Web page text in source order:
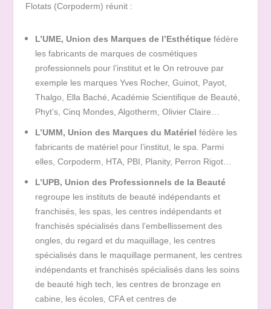
Flotats (Corpoderm) réunit :
L’UME, Union des Marques de l’Esthétique fédère
les fabricants de marques de cosmétiques
professionnels pour l’institut et le On retrouve par
exemple les marques Yves Rocher, Guinot, Payot,
Thalgo, Ella Baché, Académie Scientifique de Beauté,
Phyt’s, Cinq Mondes, Algotherm, Olivier Claire…
L’UMM, Union des Marques du Matérielfédère les
fabricants de matériel pour l’institut, le spa. Parmi
elles, Corpoderm, HTA, PBI, Planity, Perron Rigot…
L’UPB, Union des Professionnels de la Beauté
regroupe les instituts de beauté indépendants et
franchisés, les spas, les centres indépendants et
franchisés spécialisés dans l’embellissement des
ongles, du regard et du maquillage, les centres
spécialisés dans le maquillage permanent, les centres
indépendants et franchisés spécialisés dans les soins
de beauté high tech, les centres de bronzage en
cabine, les écoles, CFA et centres de